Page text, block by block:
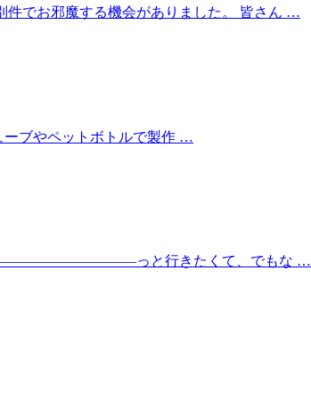
件でお邪魔する機会がありました。 皆さん …
ーブやペットボトルで製作 …
っと行きたくて、でもな …